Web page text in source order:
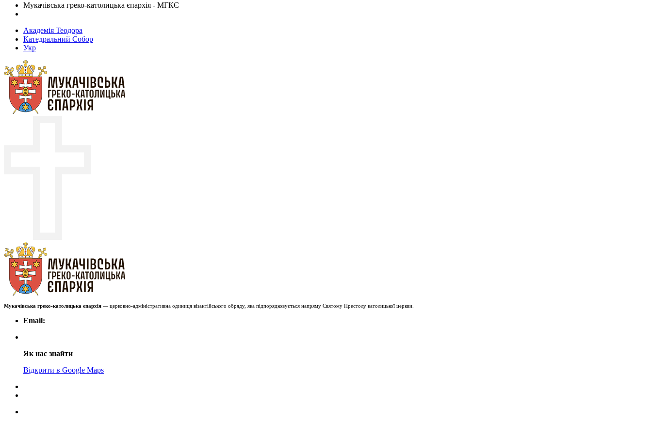
Мукачівська греко-католицька єпархія - МГКЄ
Академія Теодора
Катедральний Собор
Укр
Мукачівська греко-католицька єпархія — церковно-адміністративна одиниця візантійського обряду, яка підпорядковується напряму Святому Престолу католицької церкви.
Email:
Як нас знайти
Відкрити в Google Maps